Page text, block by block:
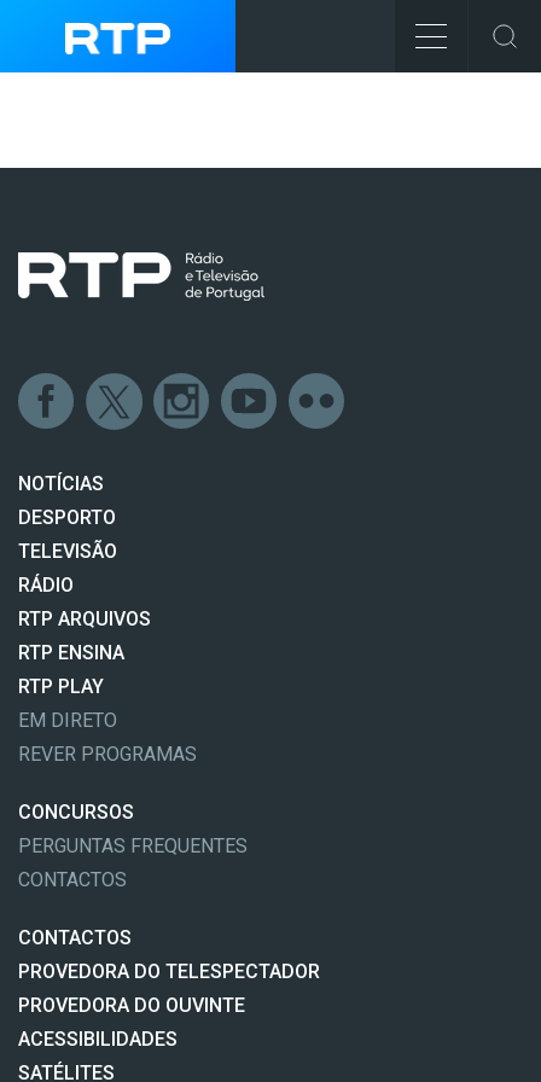
NOTÍCIAS
DESPORTO
TELEVISÃO
RÁDIO
RTP ARQUIVOS
RTP ENSINA
RTP PLAY
EM DIRETO
REVER PROGRAMAS
CONCURSOS
PERGUNTAS FREQUENTES
CONTACTOS
CONTACTOS
PROVEDORA DO TELESPECTADOR
PROVEDORA DO OUVINTE
ACESSIBILIDADES
SATÉLITES